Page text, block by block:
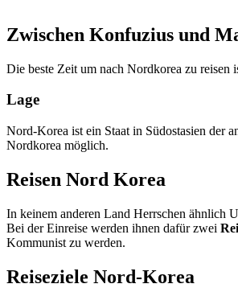
Zwischen Konfuzius und
Die beste Zeit um nach Nordkorea zu reisen
Lage
Nord-Korea ist ein Staat in Südostasien der
Nordkorea möglich.
Reisen Nord Korea
In keinem anderen Land Herrschen ähnlich
Bei der Einreise werden ihnen dafür zwei
Kommunist zu werden.
Reiseziele Nord-Korea